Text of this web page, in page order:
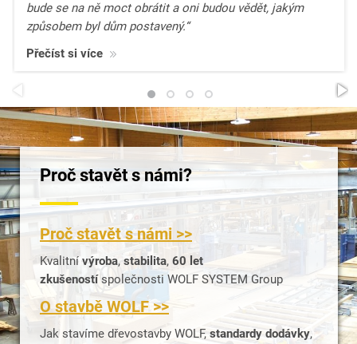
bude se na ně moct obrátit a oni budou vědět, jakým
způsobem byl dům postavený.“
Přečíst si více
Proč stavět s námi?
Proč stavět s námi >>
Kvalitní výroba, stabilita, 60 let
zkušenostíspolečnosti WOLF SYSTEM Group
O stavbě WOLF >>
Jak stavíme dřevostavby WOLF, standardy dodávky,